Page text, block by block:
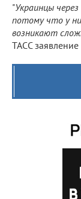
"Украинцы
потому что у
возникают
ТАСС